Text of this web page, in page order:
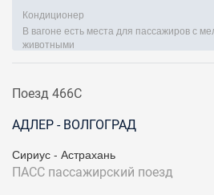
Кондиционер
В вагоне есть места для пассажиров с
животными
Поезд 466С
АДЛЕР - ВОЛГОГРАД
Сириус - Астрахань
ПАСС пассажирский поезд